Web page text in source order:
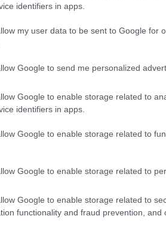
identifiers in apps.
my user data to be sent to Google for
Google to send me personalized
Google to enable storage related to
identifiers in apps.
Google to enable storage related to
Google to enable storage related to
Google to enable storage related to
functionality and fraud prevention, and